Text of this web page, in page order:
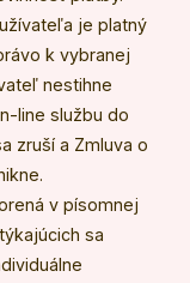
je platný
k vybranej
nestihne
line službu do
zruší a Zmluva o
v písomnej
sa